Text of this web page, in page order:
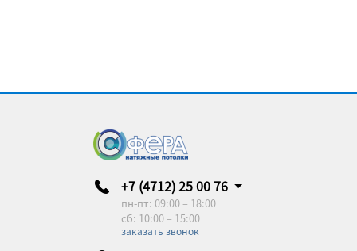
+7 (4712) 25 00 76
пн-пт: 09:00 – 18:00
сб: 10:00 – 15:00
заказать звонок